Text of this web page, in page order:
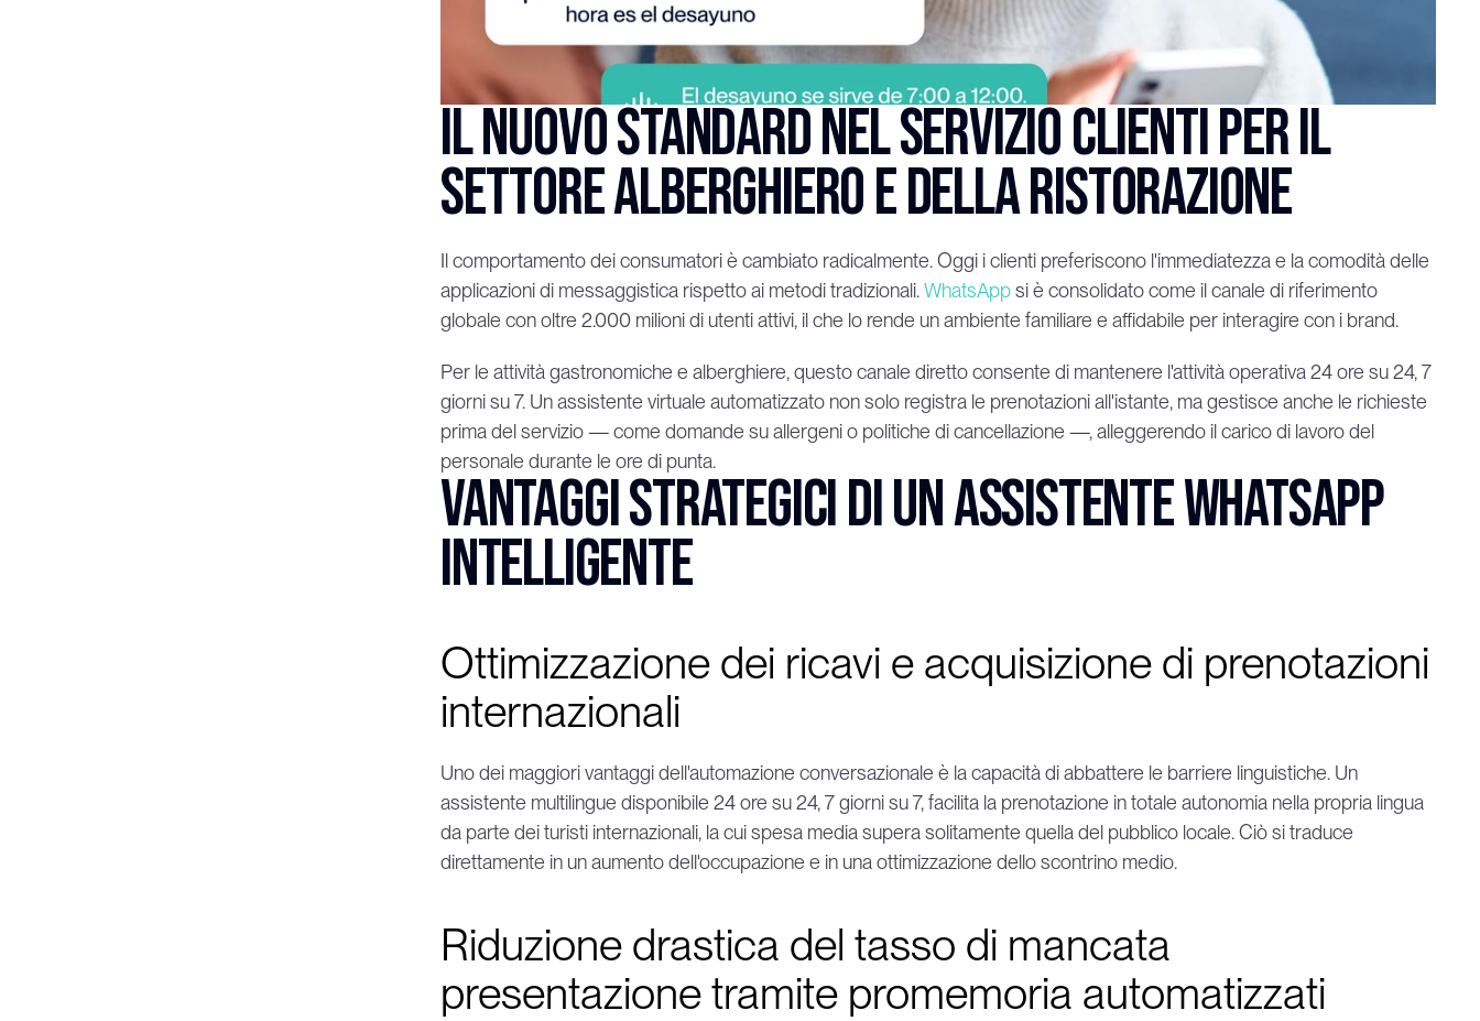
Il nuovo standard nel servizio clienti per il
settore alberghiero e della ristorazione
Il comportamento dei consumatori è cambiato radicalmente. Oggi i clienti preferiscono l'immediatezza e la comodità delle
applicazioni di messaggistica rispetto ai metodi tradizionali. WhatsApp si è consolidato come il canale di riferimento
globale con oltre 2.000 milioni di utenti attivi, il che lo rende un ambiente familiare e affidabile per interagire con i brand.
Per le attività gastronomiche e alberghiere, questo canale diretto consente di mantenere l'attività operativa 24 ore su 24, 7
giorni su 7. Un assistente virtuale automatizzato non solo registra le prenotazioni all'istante, ma gestisce anche le richieste
prima del servizio — come domande su allergeni o politiche di cancellazione —, alleggerendo il carico di lavoro del
personale durante le ore di punta.
Vantaggi strategici di un assistente WhatsApp
intelligente
Ottimizzazione dei ricavi e acquisizione di prenotazioni
internazionali
Uno dei maggiori vantaggi dell'automazione conversazionale è la capacità di abbattere le barriere linguistiche. Un
assistente multilingue disponibile 24 ore su 24, 7 giorni su 7, facilita la prenotazione in totale autonomia nella propria lingua
da parte dei turisti internazionali, la cui spesa media supera solitamente quella del pubblico locale. Ciò si traduce
direttamente in un aumento dell'occupazione e in una ottimizzazione dello scontrino medio.
Riduzione drastica del tasso di mancata
presentazione tramite promemoria automatizzati